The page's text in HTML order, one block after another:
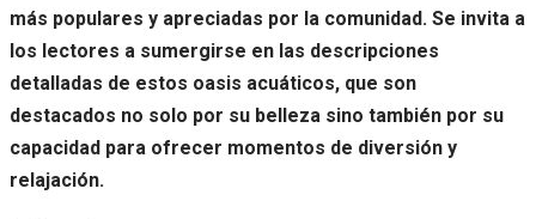
más populares y apreciadas por la comunidad. Se invita a
los lectores a sumergirse en las descripciones
detalladas de estos oasis acuáticos, que son
destacados no solo por su belleza sino también por su
capacidad para ofrecer momentos de diversión y
relajación.